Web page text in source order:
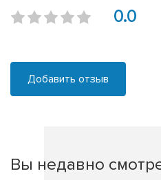
0.0
Добавить отзыв
Вы недавно